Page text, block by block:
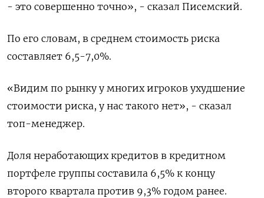
- это совершенно точно», - сказал Писемский.
По его словам, в среднем стоимость риска
составляет 6,5-7,0%.
«Видим по рынку у многих игроков ухудшение
стоимости риска, у нас такого нет», - сказал
топ-менеджер.
Доля неработающих кредитов в кредитном
портфеле группы составила 6,5% к концу
второго квартала против 9,3% годом ранее.